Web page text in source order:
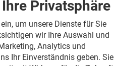
Privatsphäre
um unsere Dienste für Sie
wir Ihre Auswahl und
Analytics und
Ihr Einverständnis geben. Sie